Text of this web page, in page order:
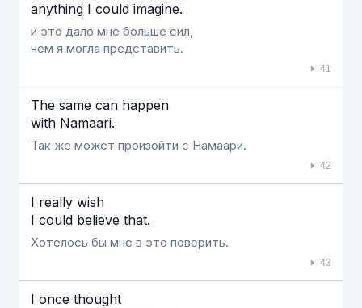
anything I could imagine.
и это дало мне больше сил,
чем я могла представить.
41
The same can happen
with Namaari.
Так же может произойти с Намаари.
42
I really wish
I could believe that.
Хотелось бы мне в это поверить.
43
I once thought